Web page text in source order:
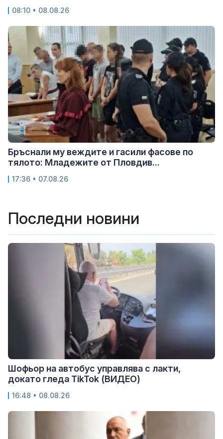
08:10 • 08.08.26
Бръснали му веждите и гасили фасове по
тялото: Младежите от Пловдив...
17:36 • 07.08.26
Последни новини
Шофьор на автобус управлява с лакти,
докато гледа TikTok (ВИДЕО)
16:48 • 08.08.26